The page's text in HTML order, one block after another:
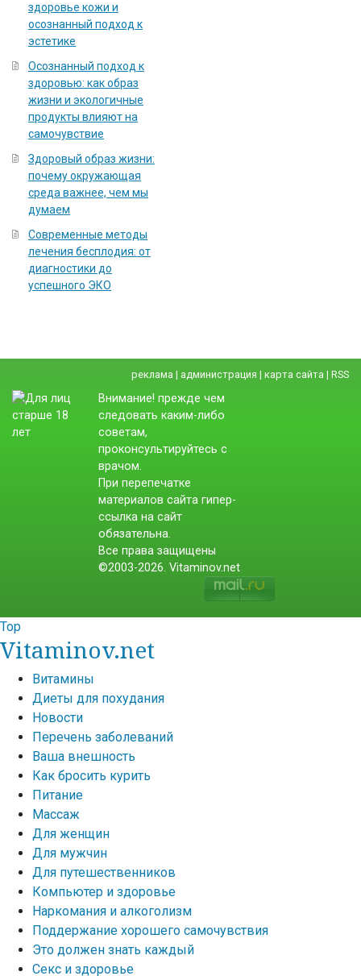
здоровье кожи и
осознанный подход к
эстетике
Осознанный подход к
здоровью: как образ
жизни и экологичные
продукты влияют на
самочувствие
Здоровый образ жизни:
почему окружающая
среда важнее, чем мы
думаем
Современные методы
лечения бесплодия: от
диагностики до
успешного ЭКО
реклама | администрация | карта сайта | RSS
Внимание! прежде чем
следовать каким-либо
советам,
проконсультируйтесь с
врачом.
При перепечатке
материалов сайта гипер-
ссылка на сайт
обязательна.
Все права защищены
©2003-2026. Vitaminov.net
Top
Vitaminov.net
Витамины
Диеты для похудания
Новости
Перечень заболеваний
Ваша внешность
Как бросить курить
Питание
Массаж
Для женщин
Для мужчин
Для путешественников
Компьютер и здоровье
Наркомания и алкоголизм
Поддержание хорошего самочувствия
Это должен знать каждый
Секс и здоровье